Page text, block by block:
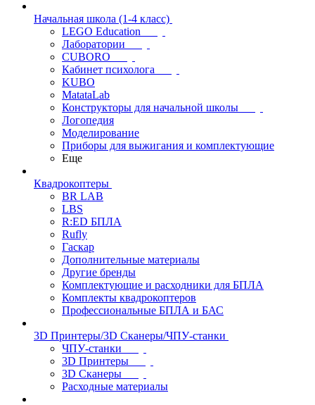
Начальная школа (1-4 класс)
LEGO Education
Лаборатории
CUBORO
Кабинет психолога
KUBO
MatataLab
Конструкторы для начальной школы
Логопедия
Моделирование
Приборы для выжигания и комплектующие
Еще
Квадрокоптеры
BR LAB
LBS
R:ED БПЛА
Rufly
Гаскар
Дополнительные материалы
Другие бренды
Комплектующие и расходники для БПЛА
Комплекты квадрокоптеров
Профессиональные БПЛА и БАС
3D Принтеры/3D Сканеры/ЧПУ-станки
ЧПУ-станки
3D Принтеры
3D Сканеры
Расходные материалы